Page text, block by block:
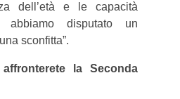
dell’età e le capacità
disputato un
sconfitta”.
la Seconda